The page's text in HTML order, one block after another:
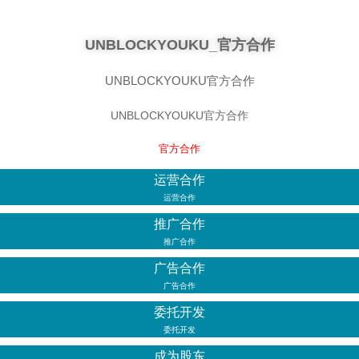
UNBLOCKYOUKU_官方合作
UNBLOCKYOUKU官方合作
UNBLOCKYOUKU官方合作
官方合作
运营合作
运营合作
推广合作
推广合作
广告合作
广告合作
委托开发
委托开发
成为股东